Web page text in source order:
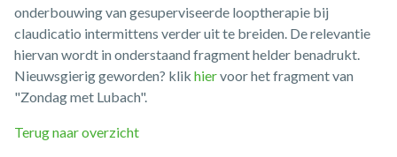
onderbouwing van gesuperviseerde looptherapie bij
claudicatio intermittens verder uit te breiden. De relevantie
hiervan wordt in onderstaand fragment helder benadrukt.
Nieuwsgierig geworden? klik hiervoor het fragment van
"Zondag met Lubach".
Terug naar overzicht